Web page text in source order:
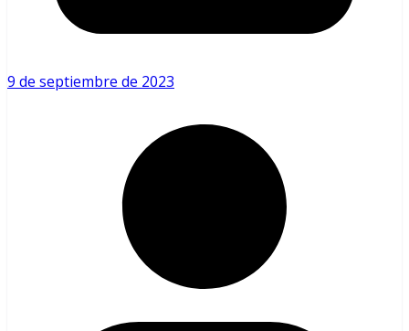
9 de septiembre de 2023